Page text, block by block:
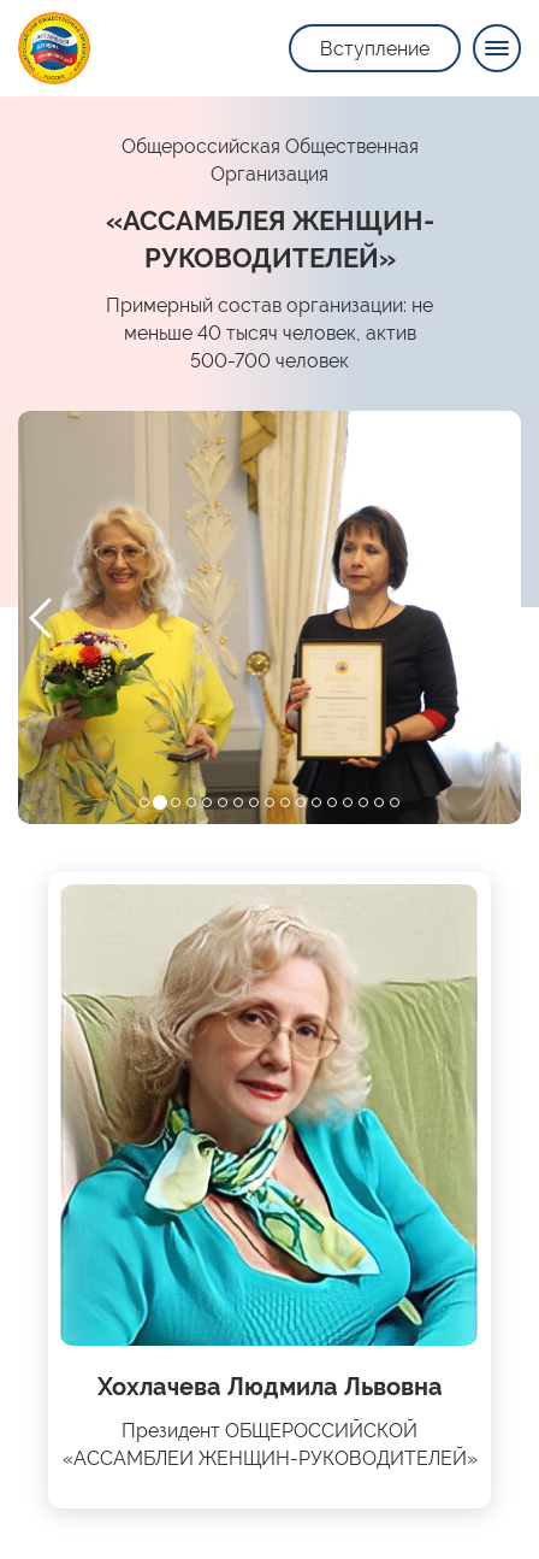
Вступление
Общероссийская Общественная
Организация
«АССАМБЛЕЯ ЖЕНЩИН-
РУКОВОДИТЕЛЕЙ»
Примерный состав организации: не
меньше 40 тысяч человек, актив
500-700 человек
Хохлачева Людмила Львовна
Президент ОБЩЕРОССИЙСКОЙ
«АССАМБЛЕИ ЖЕНЩИН-РУКОВОДИТЕЛЕЙ»